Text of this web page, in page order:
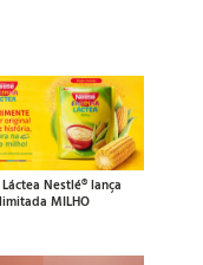
Nestlé® lança
MILHO